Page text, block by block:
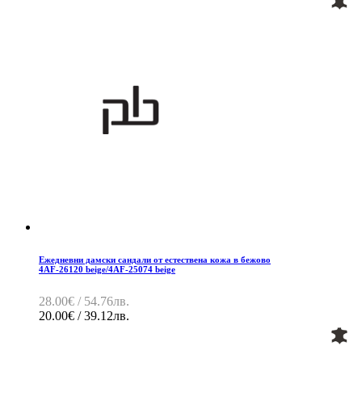
Ежедневни дамски сандали от естествена кожа в бежово
4AF-26120 beige/4AF-25074 beige
28.00€ / 54.76лв.
20.00€ / 39.12лв.